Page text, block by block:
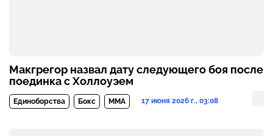
Макгрегор назвал дату следующего боя после
поединка с Холлоуэем
Единоборства Бокс MMA 17 июня 2026 г., 03:08